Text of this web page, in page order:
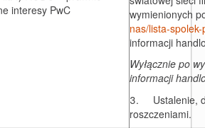
interesy PwC
wymienionych
nas/lista-
informacji
Wyłącznie po
informacji
3. Ustalenie,
roszczeniami.